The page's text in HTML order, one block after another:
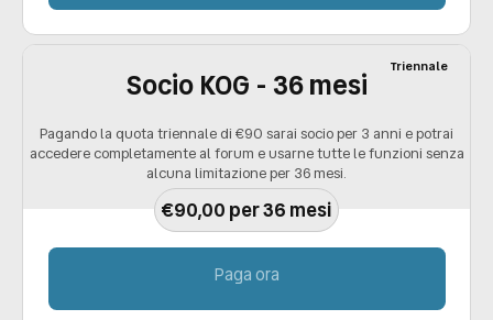
Triennale
Socio KOG - 36 mesi
Pagando la quota triennale di €90 sarai socio per 3 anni e potrai
accedere completamente al forum e usarne tutte le funzioni senza
alcuna limitazione per 36 mesi.
€90,00 per 36 mesi
Paga ora